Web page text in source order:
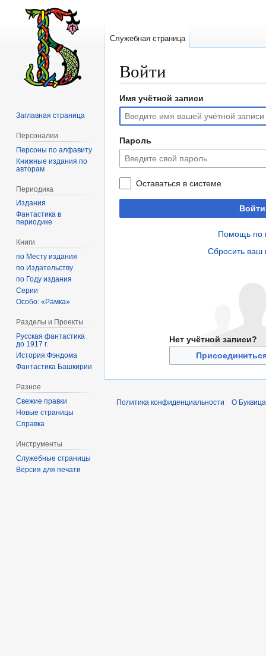
Войти
Перейти
навигации
Перейти
поиску
Имя учётной записи
Пароль
Оставаться в системе
Войти
Помощь по
Сбросить ваш
Нет учётной записи?
Служебная страница
Заглавная страница
Персоналии
Персоны по алфавиту
Книжные издания по
авторам
Периодика
Издания
Фантастика в
периодике
Книги
по Месту издания
по Издательству
по Году издания
Серии
Особо: «Рамка»
Разделы и Проекты
Русская фантастика
до 1917 г.
История Фэндома
Фантастика Башкирии
Разное
Свежие правки
Новые страницы
Справка
Инструменты
Служебные страницы
Версия для печати
Политика конфиденциальности О Буквица